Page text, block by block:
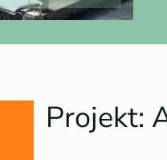
Projekt: